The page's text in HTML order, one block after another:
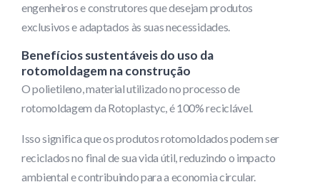
engenheiros e construtores que desejam produtos
exclusivos e adaptados às suas necessidades.
Benefícios sustentáveis ​​do uso da
rotomoldagem na construção
O polietileno, material utilizado no processo de
rotomoldagem da Rotoplastyc, é 100% reciclável.
Isso significa que os produtos rotomoldados podem ser
reciclados no final de sua vida útil, reduzindo o impacto
ambiental e contribuindo para a economia circular.